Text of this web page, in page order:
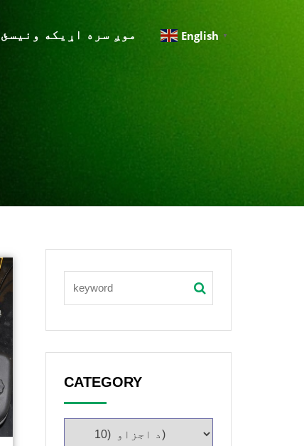
موږ سره اړیکه ونیسئ English ▼
CATEGORY